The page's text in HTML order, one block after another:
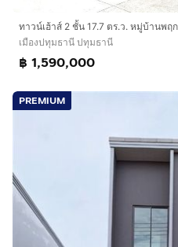
เมืองปทุมธานี ปทุมธานี
฿ 1,590,000
PREMIUM